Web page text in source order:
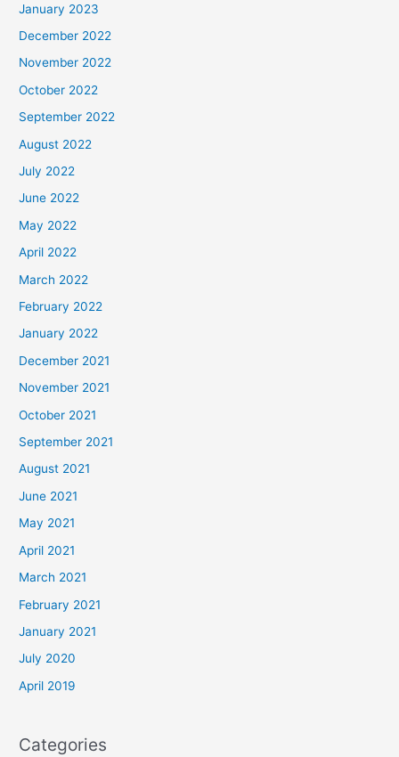
January 2023
December 2022
November 2022
October 2022
September 2022
August 2022
July 2022
June 2022
May 2022
April 2022
March 2022
February 2022
January 2022
December 2021
November 2021
October 2021
September 2021
August 2021
June 2021
May 2021
April 2021
March 2021
February 2021
January 2021
July 2020
April 2019
Categories